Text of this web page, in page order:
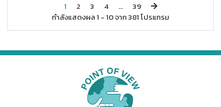
1 2 3 4 ...
39
กำลังแสดงผล1 -10จาก381โปรแกรม